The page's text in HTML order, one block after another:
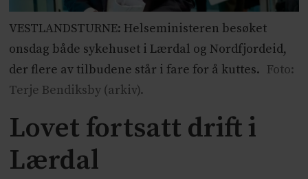
VESTLANDSTURNE: Helseministeren besøket
onsdag både sykehuset i Lærdal og Nordfjordeid,
der flere av tilbudene står i fare for å kuttes. Foto:
Terje Bendiksby (arkiv).
Lovet fortsatt drift i
Lærdal